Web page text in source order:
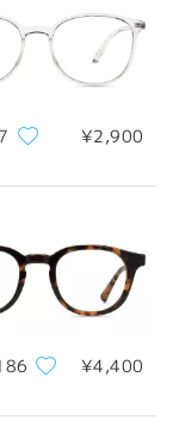
5.51in
ブリッジ幅
¥2,900
¥4,400